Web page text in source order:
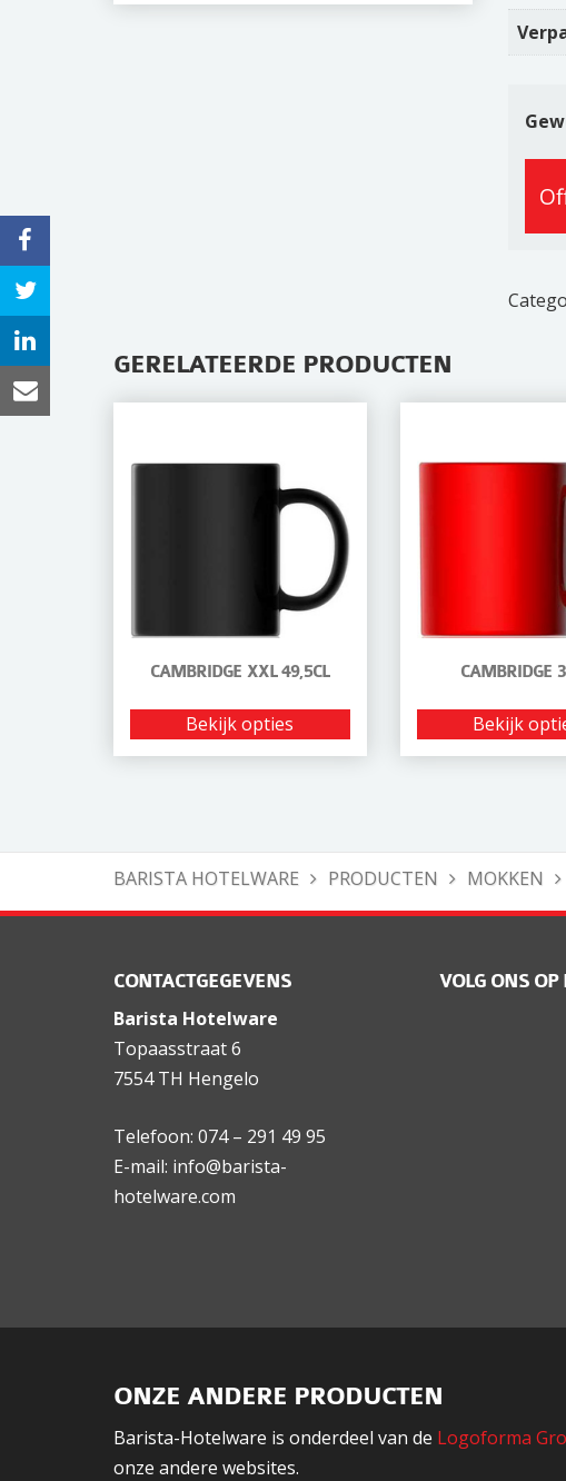
GERELATEERDE PRODUCTEN
CAMBRIDGE XXL 49,5CL
Bekijk opties
CAMBRIDGE
Bekijk
BARISTA HOTELWARE PRODUCTEN MOKKEN
CONTACTGEGEVENS
Barista Hotelware
Topaasstraat 6
7554 TH Hengelo
Telefoon: 074 – 291 49 95
E-mail: info@barista-
hotelware.com
VOLG ONS OP
ONZE ANDERE PRODUCTEN
Barista-Hotelware is onderdeel van de Logoforma
onze andere websites.